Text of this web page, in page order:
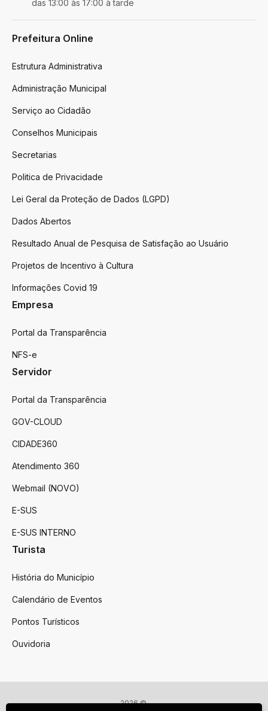
das 13:00 às 17:00 à tarde
Prefeitura Online
Estrutura Administrativa
Administração Municipal
Serviço ao Cidadão
Conselhos Municipais
Secretarias
Politica de Privacidade
Lei Geral da Proteção de Dados (LGPD)
Dados Abertos
Resultado Anual de Pesquisa de Satisfação ao Usuário
Projetos de Incentivo à Cultura
Informações Covid 19
Empresa
Portal da Transparência
NFS-e
Servidor
Portal da Transparência
GOV-CLOUD
CIDADE360
Atendimento 360
Webmail (NOVO)
E-SUS
E-SUS INTERNO
Turista
História do Município
Calendário de Eventos
Pontos Turísticos
Ouvidoria
2026 ©